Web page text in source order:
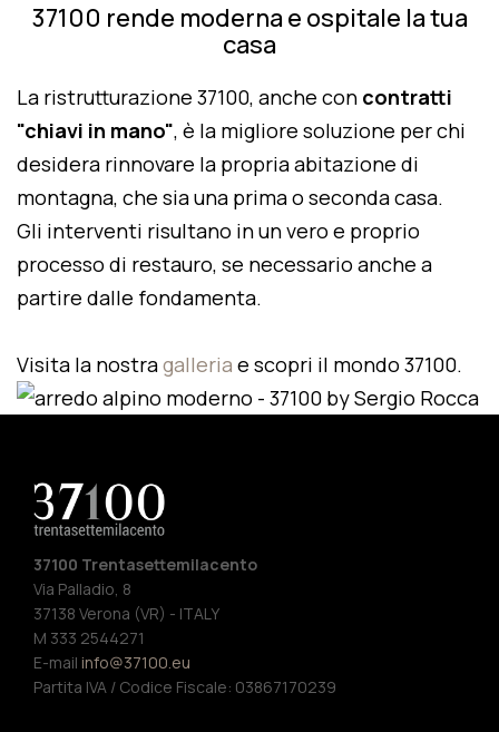
37100 rende moderna e ospitale la tua
casa
La ristrutturazione 37100, anche con contratti
"chiavi in mano", è la migliore soluzione per chi
desidera rinnovare la propria abitazione di
montagna, che sia una prima o seconda casa.
Gli interventi risultano in un vero e proprio
processo di restauro, se necessario anche a
partire dalle fondamenta.
Visita la nostragalleria e scopri il mondo 37100.
37100 Trentasettemilacento
Via Palladio, 8
37138 Verona (VR) - ITALY
M 333 2544271
E-mail info@37100.eu
Partita IVA / Codice Fiscale: 03867170239